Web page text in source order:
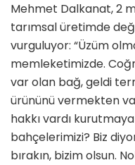
Mehmet Dalkanat, 2
tarımsal üretimde
vurguluyor: “Üzüm
memleketimizde.
var olan bağ, geldi
ürününü vermekten
hakkı vardı
bahçelerimizi? Biz
bırakın, bizim olsun.